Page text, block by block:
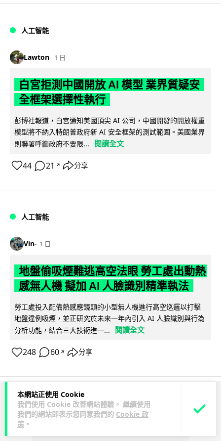
本網站正使用 Cookie
我們使用 Cookie 改善網站體驗。 繼續使用
我們的網站即表示您同意我們的 Cookie 政
策 。
人工智能
Lawton 1 日
白宮拒測中國開放 AI 模型 業界質疑安
全框架選擇性執行
彭博社報道，白宮通知美國頂尖 AI 公司，中國開發的開放權重
模型將不納入特朗普政府新 AI 安全框架的測試範圍。美國業界
則聯署呼籲政府不要限...
閱讀全文
44 21 ↗ 分享
人工智能
Vin 1 日
地盤偷吸煙難逃高空法眼 勞工處出動熱
感無人機 擬加 AI 人臉識別精準執法
勞工處投入配備熱感應鏡頭的小型無人機進行高空巡邏以打擊
地盤違例吸煙，並正研究於未來一年內引入 AI 人臉識別與行為
分析功能，結合三大技術進一...
閱讀全文
248 60 ↗ 分享
ADVERTISEMENT